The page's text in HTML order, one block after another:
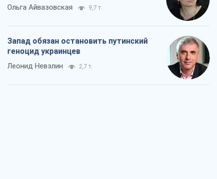
Ольга Айвазовская 9,7 т.
Запад обязан остановить путинский
геноцид украинцев
Леонид Невзлин 2,7 т.